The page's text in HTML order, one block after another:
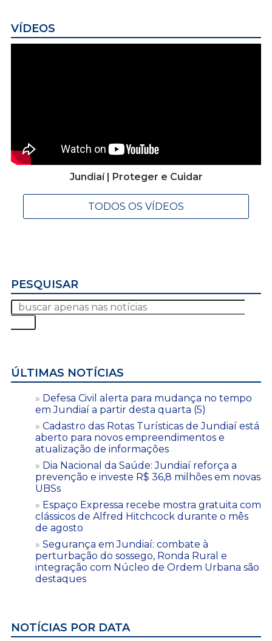
VÍDEOS
Jundiaí | Proteger e Cuidar
TODOS OS VÍDEOS
PESQUISAR
ÚLTIMAS NOTÍCIAS
Defesa Civil alerta para mudança no tempo
em Jundiaí a partir desta quarta (5)
Cadastro das Rotas Turísticas de Jundiaí está
aberto para novos empreendimentos e
atualização de informações
Dia Nacional da Saúde: Jundiaí reforça a
prevenção e investe R$ 36,8 milhões em novas
UBSs
Espaço Expressa recebe mostra gratuita com
clássicos de Alfred Hitchcock durante o mês
de agosto
Segurança em Jundiaí: combate à
perturbação do sossego, Ronda Rural e
integração com Núcleo de Ordem Urbana são
destaques
NOTÍCIAS POR DATA